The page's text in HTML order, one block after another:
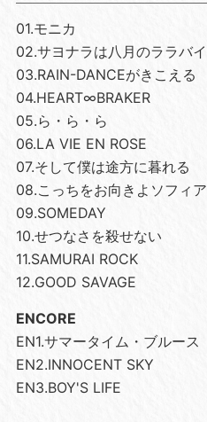
01.モニカ
02.サヨナラは八月のララバイ
03.RAIN-DANCEがきこえる
04.HEART∞BRAKER
05.ら・ら・ら
06.LA VIE EN ROSE
07.そして僕は途方に暮れる
08.こっちをお向きよソフィア
09.SOMEDAY
10.せつなさを殺せない
11.SAMURAI ROCK
12.GOOD SAVAGE
ENCORE
EN1.サマータイム・ブルース
EN2.INNOCENT SKY
EN3.BOY'S LIFE